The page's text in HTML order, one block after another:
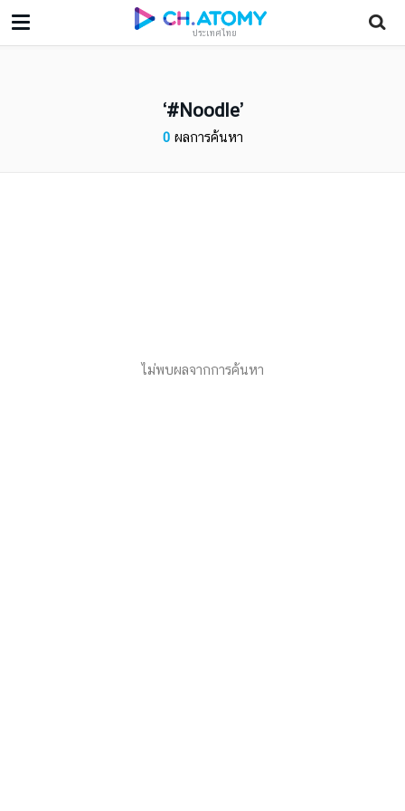
ประเทศไทย
#Noodle
0ผลการค้นหา
ไม่พบผลจากการค้นหา